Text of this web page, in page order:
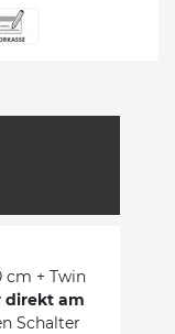
cm + Twin
direkt am
Schalter